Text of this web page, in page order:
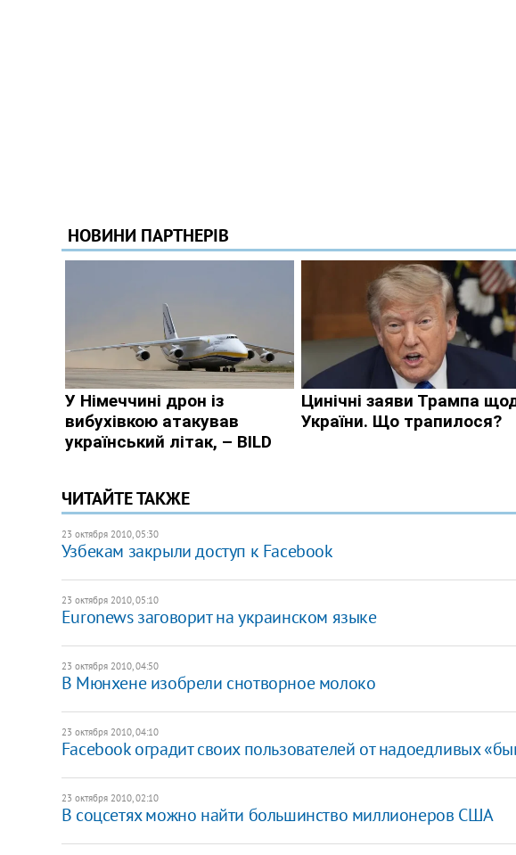
ЧИТАЙТЕ ТАКЖЕ
23 октября 2010, 05:30
Узбекам закрыли доступ к Facebook
23 октября 2010, 05:10
Euronews заговорит на украинском языке
23 октября 2010, 04:50
В Мюнхене изобрели снотворное молоко
23 октября 2010, 04:10
Facebook оградит своих пользователей от надоедливых
23 октября 2010, 02:10
В соцсетях можно найти большинство миллионеров США